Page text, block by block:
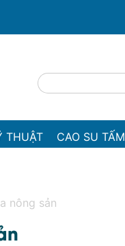
THUẬT CAO SU TẤM
nông sản